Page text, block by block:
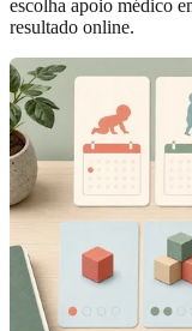
escolha apoio médico
resultado online.